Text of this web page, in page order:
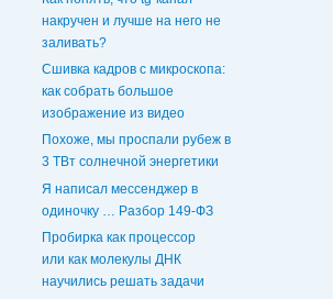
накручен и лучше на него не
заливать?
Сшивка кадров с микроскопа:
как собрать большое
изображение из видео
Похоже, мы проспали рубеж в
3 ТВт солнечной энергетики
Я написал мессенджер в
одиночку … Разбор 149-ФЗ
Пробирка как процессор
или как молекулы ДНК
научились решать задачи